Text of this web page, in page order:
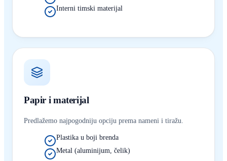
Interni timski materijal
Papir i materijal
Predlažemo najpogodniju opciju prema nameni i tiražu.
Plastika u boji brenda
Metal (aluminijum, čelik)